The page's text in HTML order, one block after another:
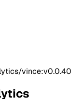
vince:v0.0.40